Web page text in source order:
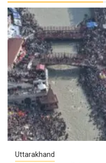
Uttarakhand